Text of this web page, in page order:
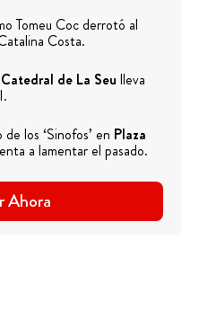
Tomeu Coc derrotó al
Costa.
Catedral de La Seu lleva
los ‘Sinofos’ en Plaza
a lamentar el pasado.
Ahora